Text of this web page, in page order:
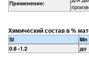
Применение:
Химический состав в %
Si Mn
0.8 -1.2
до